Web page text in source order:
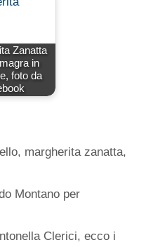
Zanatta
in
foto da
, margherita zanatta,
Montano per
Clerici, ecco i